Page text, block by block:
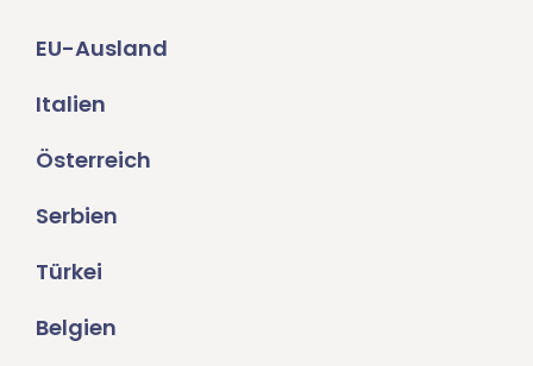
EU-Ausland
Italien
Österreich
Serbien
Türkei
Belgien